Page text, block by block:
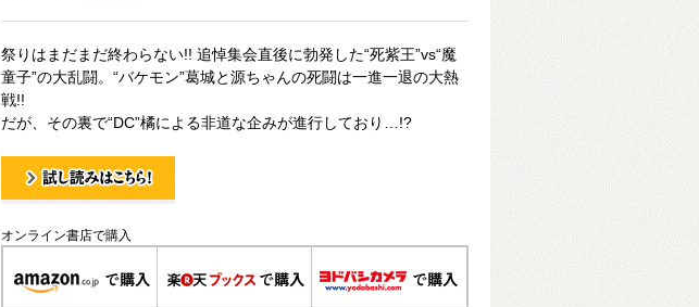
祭りはまだまだ終わらない!! 追悼集会直後に勃発した“死紫王”vs“魔
童子”の大乱闘。“バケモン”葛城と源ちゃんの死闘は一進一退の大熱
戦!!
だが、その裏で“DC”橘による非道な企みが進行しており…!?
オンライン書店で購入